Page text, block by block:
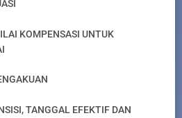
KOMPENSASI UNTUK
TANGGAL EFEKTIF DAN